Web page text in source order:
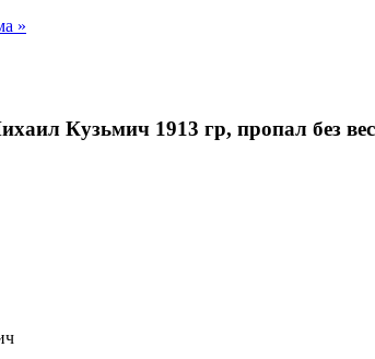
»
Кузьмич 1913 гр, пропал без